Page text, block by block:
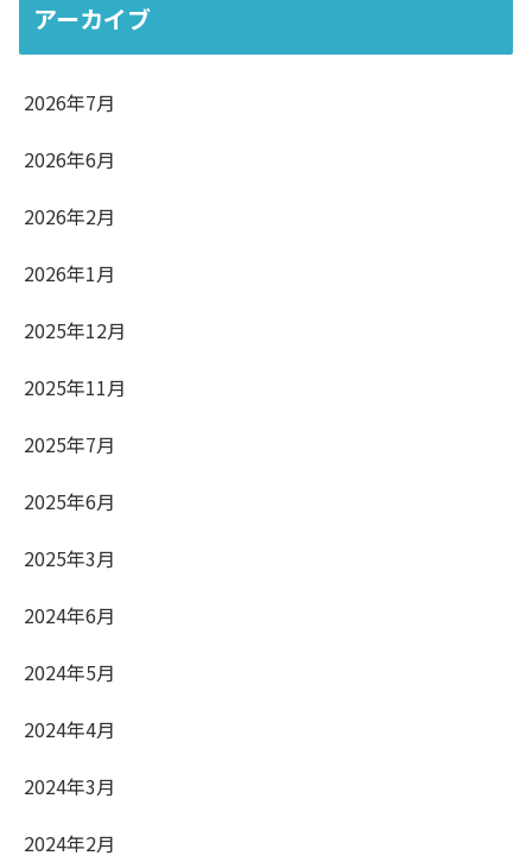
アーカイブ
2026年7月
2026年6月
2026年2月
2026年1月
2025年12月
2025年11月
2025年7月
2025年6月
2025年3月
2024年6月
2024年5月
2024年4月
2024年3月
2024年2月